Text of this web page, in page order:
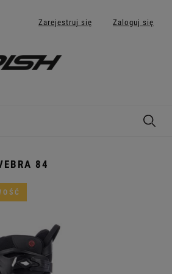
Zarejestruj się Zaloguj się
84